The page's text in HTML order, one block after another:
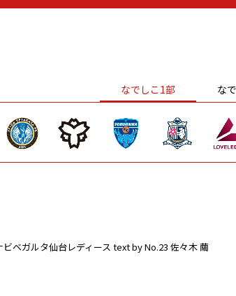
- -
なでしこ1部 な
ビベガルタ仙台レディース text by No.23 佐々木 繭